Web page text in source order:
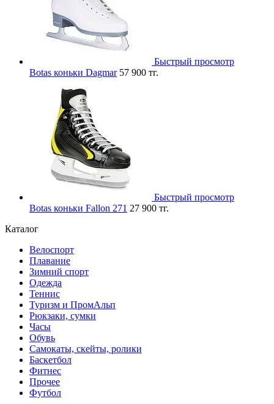
Быстрый просмотр
Botas коньки Dagmar 57 900 тг.
Быстрый просмотр
Botas коньки Fallon 271 27 900 тг.
Каталог
Велоспорт
Плавание
Зимний спорт
Одежда
Теннис
Туризм и ПромАльп
Рюкзаки, сумки
Часы
Обувь
Самокаты, скейты, ролики
Баскетбол
Фитнес
Прочее
Футбол